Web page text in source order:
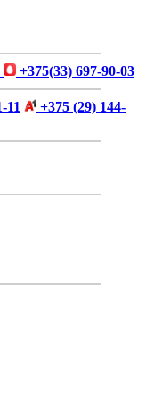
+375(33) 697-90-03
11
+375 (29) 144-